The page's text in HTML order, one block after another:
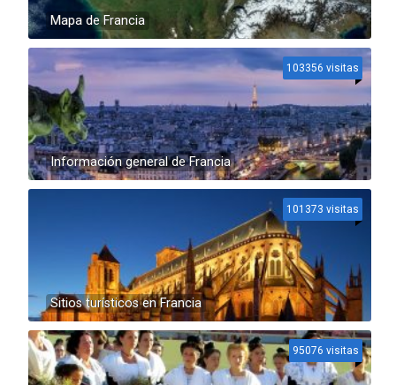
Mapa de Francia
Información general de Francia
103356 visitas
Sitios turísticos en Francia
101373 visitas
95076 visitas